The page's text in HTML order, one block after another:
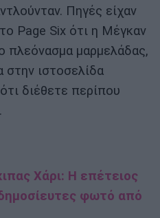
Πηγές είχαν
Page Six ότι η Μέγκαν
πλεόνασμα μαρμελάδας,
ιστοσελίδα
διέθετε περίπου
Χάρι: Η επέτειος
φωτό από